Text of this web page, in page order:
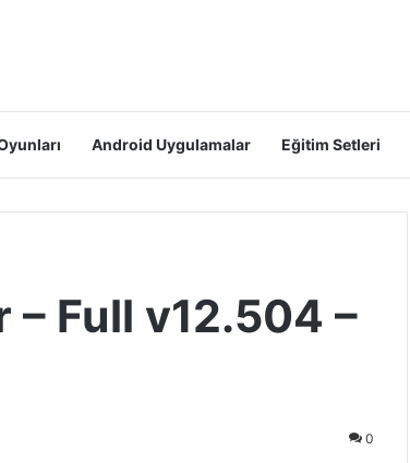
Android Uygulamalar Eğitim Setleri
Full v12.504 –
0